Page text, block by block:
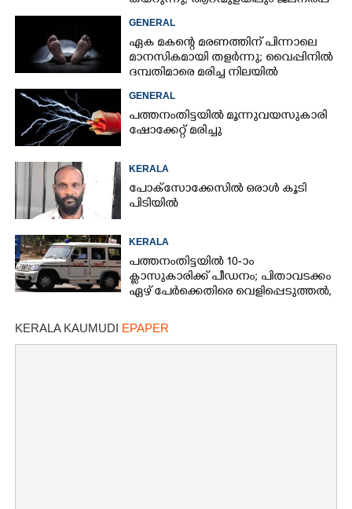
GENERAL
ഏക മകന്റെ മരണത്തിന് പിന്നാലെ
മാനസികമായി തളർന്നു; വൈപ്പിനിൽ
ദമ്പതിമാരെ മരിച്ച നിലയിൽ
GENERAL
പത്തനംതിട്ടയിൽ മൂന്നുവയസുകാരി
ഷോക്കേറ്റ് മരിച്ചു
KERALA
പോക്സോക്കേസിൽ ഒരാൾ കൂടി
പിടിയിൽ
KERALA
പത്തനംതിട്ടയിൽ 10-ാം
ക്ലാസുകാരിക്ക് പീഡനം; പിതാവടക്കം
ഏഴ് പേർക്കെതിരെ വെളിപ്പെടുത്തൽ,
KERALA KAUMUDI EPAPER